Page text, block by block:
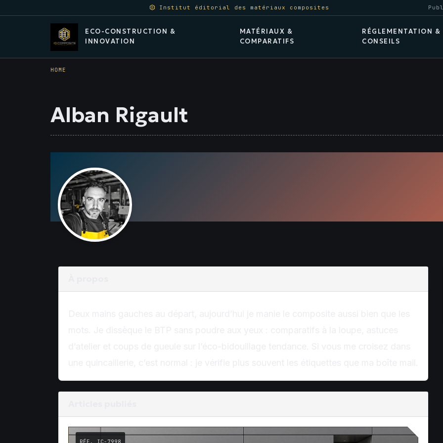
Institut éditorial des matériaux composites
ECO-CONSTRUCTION &
INNOVATION
MATÉRIAUX &
COMPARATIFS
RÉGLEMENTATION &
CONSEILS
HOME
Alban Rigault
RÉF. IC-7998